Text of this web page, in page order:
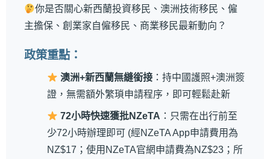
你是否關心新西蘭投資移民、澳洲技術移民、僱
主擔保、創業家自僱移民、商業移民最新動向？
政策重點：
澳洲+新西蘭無縫銜接 ：持中國護照+澳洲簽
證，無需額外繁瑣申請程序，即可輕鬆赴新
72小時快速獲批NZeTA ：只需在出行前至
少72小時辦理即可 (經NZeTA App申請費用為
NZ$17；使用NZeTA官網申請費為NZ$23；所